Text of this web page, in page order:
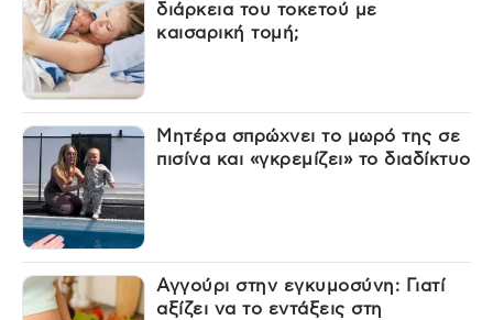
διάρκεια του τοκετού με
καισαρική τομή;
Μητέρα σπρώχνει το μωρό της σε
πισίνα και «γκρεμίζει» το διαδίκτυο
Αγγούρι στην εγκυμοσύνη: Γιατί
αξίζει να το εντάξεις στη